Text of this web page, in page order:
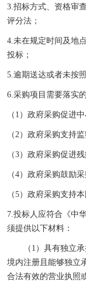
3.招标方式、资格审
评分法；
4.未在规定时间及地
投标；
5.逾期送达或者未按
6.采购项目需要落实
（ 1）政府采购促进中
（2）政府采购支持监
（3）政府采购促进残
（4）政府采购鼓励采
（5）政府采购支持本
7.投标人应符合《中
须提供以下材料：
（ 1 ）具有独立
境内注册且能够独立
合法有效的营业执照